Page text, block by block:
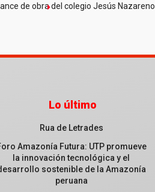
de obra del colegio Jesús Nazareno
Lo último
Rua de Letrades
Amazonía Futura: UTP promueve
la innovación tecnológica y el
sostenible de la Amazonía
peruana